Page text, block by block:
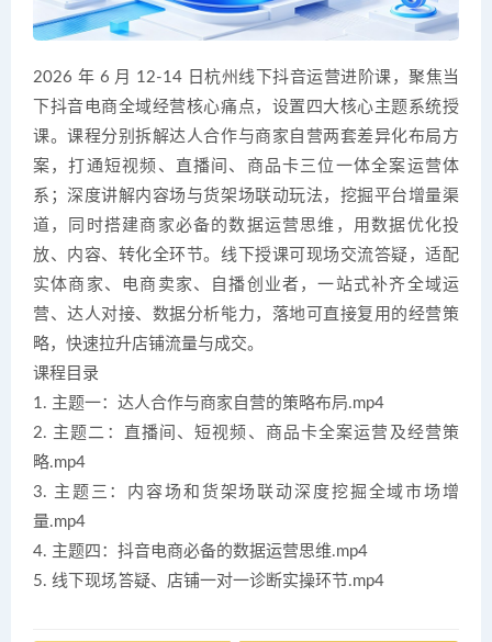
2026 年 6 月 12-14 日杭州线下抖音运营进阶课，聚焦当
下抖音电商全域经营核心痛点，设置四大核心主题系统授
课。课程分别拆解达人合作与商家自营两套差异化布局方
案，打通短视频、直播间、商品卡三位一体全案运营体
系；深度讲解内容场与货架场联动玩法，挖掘平台增量渠
道，同时搭建商家必备的数据运营思维，用数据优化投
放、内容、转化全环节。线下授课可现场交流答疑，适配
实体商家、电商卖家、自播创业者，一站式补齐全域运
营、达人对接、数据分析能力，落地可直接复用的经营策
略，快速拉升店铺流量与成交。
课程目录
1. 主题一：达人合作与商家自营的策略布局.mp4
2. 主题二：直播间、短视频、商品卡全案运营及经营策
略.mp4
3. 主题三：内容场和货架场联动深度挖掘全域市场增
量.mp4
4. 主题四：抖音电商必备的数据运营思维.mp4
5. 线下现场答疑、店铺一对一诊断实操环节.mp4